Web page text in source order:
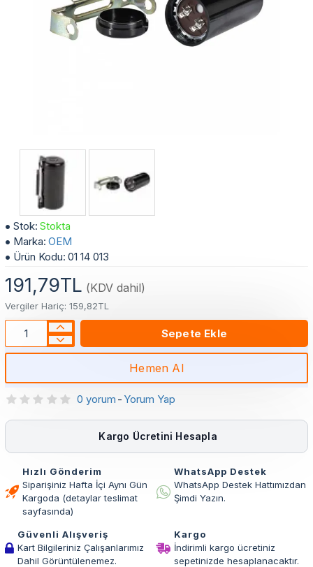
Stok: Stokta
Marka: OEM
Ürün Kodu: 01 14 013
0 yorum - Yorum Yap
191,79TL (KDV dahil)
Vergiler Hariç: 159,82TL
Sepete Ekle
Hemen Al
Kargo Ücretini Hesapla
Hızlı Gönderim
Siparişiniz Hafta İçi Aynı Gün
Kargoda (detaylar teslimat
sayfasında)
WhatsApp Destek
WhatsApp Destek Hattımızdan
Şimdi Yazın.
Güvenli Alışveriş
Kart Bilgileriniz Çalışanlarımız
Dahil Görüntülenemez.
Kargo
İndirimli kargo ücretiniz
sepetinizde hesaplanacaktır.